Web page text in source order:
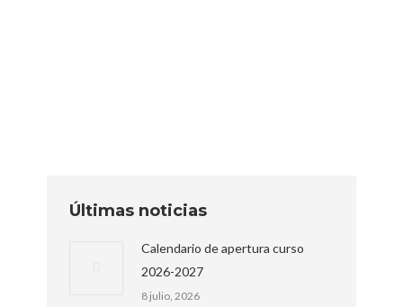
Últimas noticias
Calendario de apertura curso
2026-2027
8 julio, 2026